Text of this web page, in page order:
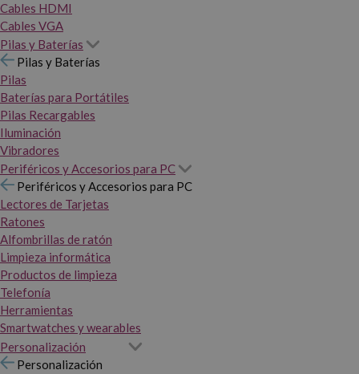
Cables HDMI
Cables VGA
Pilas y Baterías
Pilas y Baterías
Pilas
Baterías para Portátiles
Pilas Recargables
Iluminación
Vibradores
Periféricos y Accesorios para PC
Periféricos y Accesorios para PC
Lectores de Tarjetas
Ratones
Alfombrillas de ratón
Limpieza informática
Productos de limpieza
Telefonía
Herramientas
Smartwatches y wearables
Personalización
Personalización